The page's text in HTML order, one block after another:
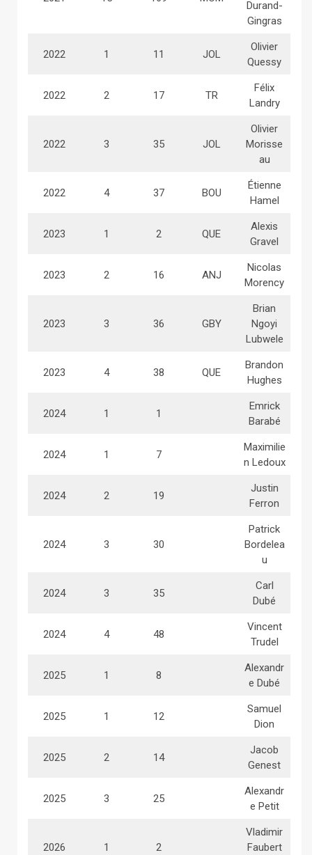
Durand-
Gingras
2022 1 11 JOL
Olivier
Quessy
2022 2 17 TR
Félix
Landry
2022 3 35 JOL
Olivier
Morisse
au
2022 4 37 BOU
Étienne
Hamel
2023 1 2 QUE
Alexis
Gravel
2023 2 16 ANJ
Nicolas
Morency
2023 3 36 GBY
Brian
Ngoyi
Lubwele
2023 4 38 QUE
Brandon
Hughes
2024 1 1
Emrick
Barabé
2024 1 7
Maximilie
n Ledoux
2024 2 19
Justin
Ferron
2024 3 30
Patrick
Bordelea
u
2024 3 35
Carl
Dubé
2024 4 48
Vincent
Trudel
2025 1 8
Alexandr
e Dubé
2025 1 12
Samuel
Dion
2025 2 14
Jacob
Genest
2025 3 25
Alexandr
e Petit
2026 1 2
Vladimir
Faubert